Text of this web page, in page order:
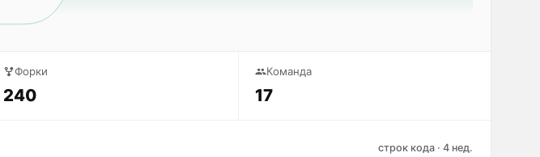
Форки
240
Команда
17
строк кода · 4 нед.